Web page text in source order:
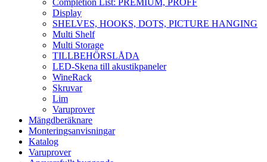
Completion List: PREMIUM, PROFF
Display
SHELVES, HOOKS, DOTS, PICTURE HANGING
Multi Shelf
Multi Storage
TILLBEHÖRSLÅDA
LED-Skena till akustikpaneler
WineRack
Skruvar
Lim
Varuprover
Mängdberäknare
Monteringsanvisningar
Katalog
Varuprover